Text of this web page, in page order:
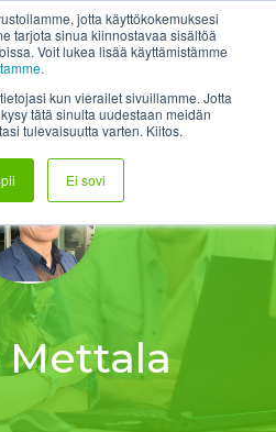
jotta käyttökokemuksesi
tarjota sinua kiinnostavaa sisältöä
Voit lukea lisää käyttämistämme
kun vierailet sivuillamme. Jotta
tätä sinulta uudestaan meidän
tulevaisuutta varten. Kiitos.
Ei sovi
Center Login Etätuki